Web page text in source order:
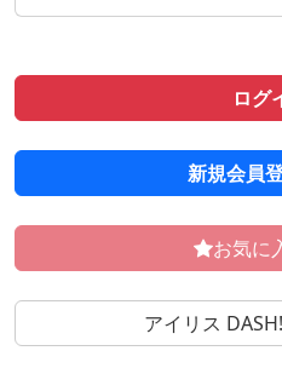
ログ
新規会員
お気に
アイリス